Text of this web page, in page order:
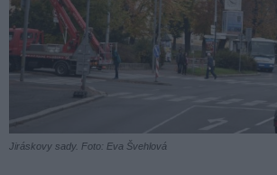
Jiráskovy sady. Foto: Eva Švehlová